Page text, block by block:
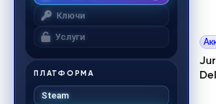
Ключи
Услуги
ПЛАТФОРМА
Steam